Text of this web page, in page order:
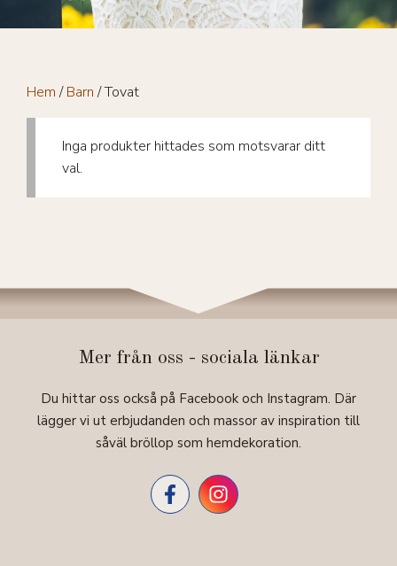
Hem/Barn/ Tovat
Inga produkter hittades som motsvarar ditt
val.
Mer från oss - sociala länkar
Du hittar oss också på Facebook och Instagram. Där
lägger vi ut erbjudanden och massor av inspiration till
såväl bröllop som hemdekoration.